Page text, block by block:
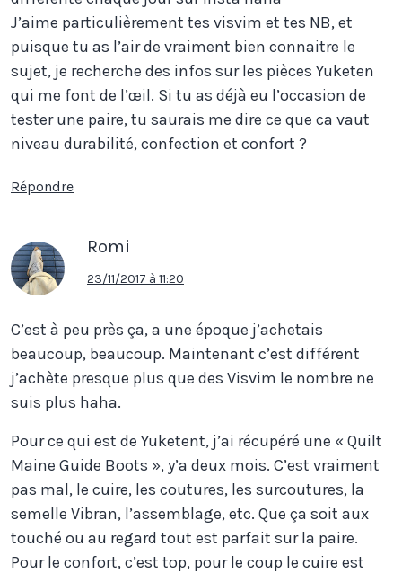
J’aime particulièrement tes visvim et tes NB, et
puisque tu as l’air de vraiment bien connaitre le
sujet, je recherche des infos sur les pièces Yuketen
qui me font de l’œil. Si tu as déjà eu l’occasion de
tester une paire, tu saurais me dire ce que ca vaut
niveau durabilité, confection et confort ?
Répondre
Romi
23/11/2017 à 11:20
C’est à peu près ça, a une époque j’achetais
beaucoup, beaucoup. Maintenant c’est différent
j’achète presque plus que des Visvim le nombre ne
suis plus haha.
Pour ce qui est de Yuketent, j’ai récupéré une « Quilt
Maine Guide Boots », y’a deux mois. C’est vraiment
pas mal, le cuire, les coutures, les surcoutures, la
semelle Vibran, l’assemblage, etc. Que ça soit aux
touché ou au regard tout est parfait sur la paire.
Pour le confort, c’est top, pour le coup le cuire est